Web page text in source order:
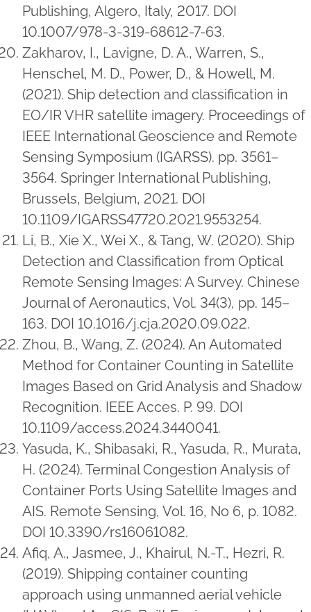
Publishing, Algero, Italy, 2017. DOI
10.1007/978-3-319-68612-7-63.
Zakharov, I., Lavigne, D. A., Warren, S.,
Henschel, M. D., Power, D., & Howell, M.
(2021). Ship detection and classification in
EO/IR VHR satellite imagery. Proceedings of
IEEE International Geoscience and Remote
Sensing Symposium (IGARSS). pp. 3561–
3564. Springer International Publishing,
Brussels, Belgium, 2021. DOI
10.1109/IGARSS47720.2021.9553254.
Li, B., Xie X., Wei X., & Tang, W. (2020). Ship
Detection and Classification from Optical
Remote Sensing Images: A Survey. Chinese
Journal of Aeronautics, Vol. 34(3), pp. 145–
163. DOI 10.1016/j.cja.2020.09.022.
Zhou, B., Wang, Z. (2024). An Automated
Method for Container Counting in Satellite
Images Based on Grid Analysis and Shadow
Recognition. IEEE Acces. P. 99. DOI
10.1109/access.2024.3440041.
Yasuda, K., Shibasaki, R., Yasuda, R., Murata,
H. (2024). Terminal Congestion Analysis of
Container Ports Using Satellite Images and
AIS. Remote Sensing, Vol. 16, No 6, p. 1082.
DOI 10.3390/rs16061082.
Afiq, A., Jasmee, J., Khairul, N.-T., Hezri, R.
(2019). Shipping container counting
approach using unmanned aerial vehicle